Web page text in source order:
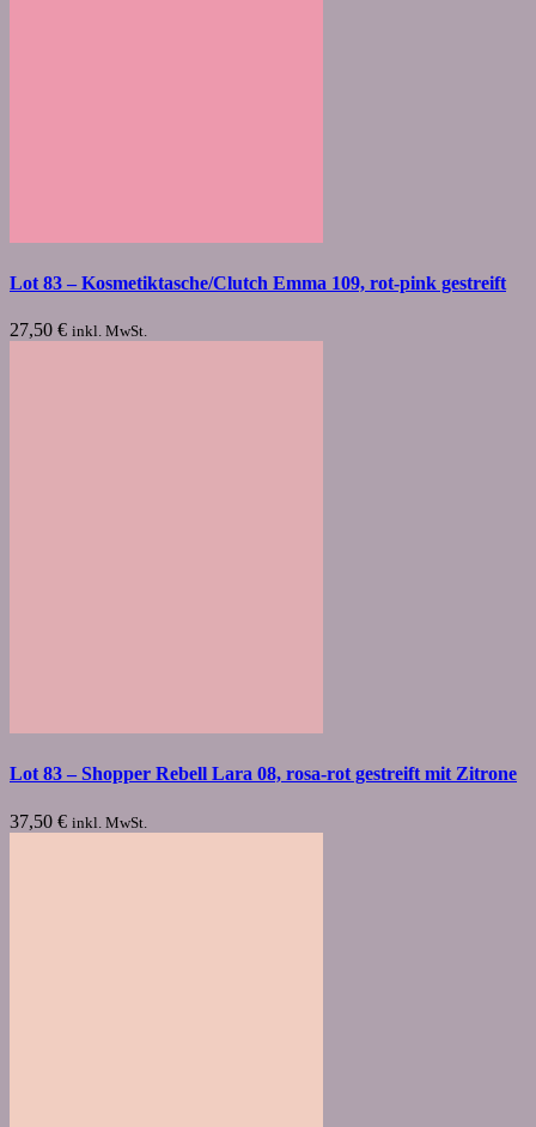
Lot 83 – Kosmetiktasche/Clutch Emma 109, rot-pink gestreift
27,50 € inkl. MwSt.
Lot 83 – Shopper Rebell Lara 08, rosa-rot gestreift mit Zitrone
37,50 € inkl. MwSt.